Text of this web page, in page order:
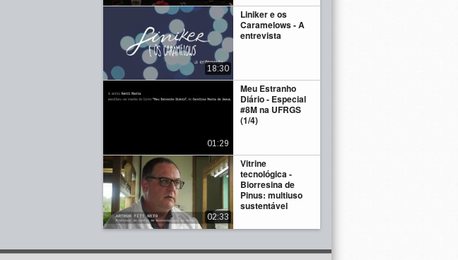
Liniker e os
Caramelows - A
entrevista
18:30
Meu Estranho
Diário - Especial
#8M na UFRGS
(1/4)
01:29
Vitrine
tecnológica -
Biorresina de
Pinus: multiuso
sustentável
02:33